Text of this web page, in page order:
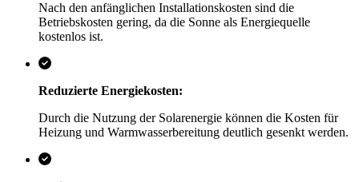
Nach den anfänglichen Installationskosten sind die
Betriebskosten gering, da die Sonne als Energiequelle
kostenlos ist.
Reduzierte Energiekosten:
Durch die Nutzung der Solarenergie können die Kosten für
Heizung und Warmwasserbereitung deutlich gesenkt werden.